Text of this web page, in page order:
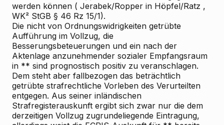
werden können ( Jerabek/Ropper in Höpfel/Ratz ,
WK² StGB § 46 Rz 15/1).
Die nicht von Ordnungswidrigkeiten getrübte
Aufführung im Vollzug, die
Besserungsbeteuerungen und ein nach der
Aktenlage anzunehmender sozialer Empfangsraum
in ** sind prognostisch positiv zu veranschlagen.
Dem steht aber fallbezogen das beträchtlich
getrübte strafrechtliche Vorleben des Verurteilten
entgegen. Aus seiner inländischen
Strafregisterauskunft ergibt sich zwar nur die dem
derzeitigen Vollzug zugrundeliegende Eintragung,